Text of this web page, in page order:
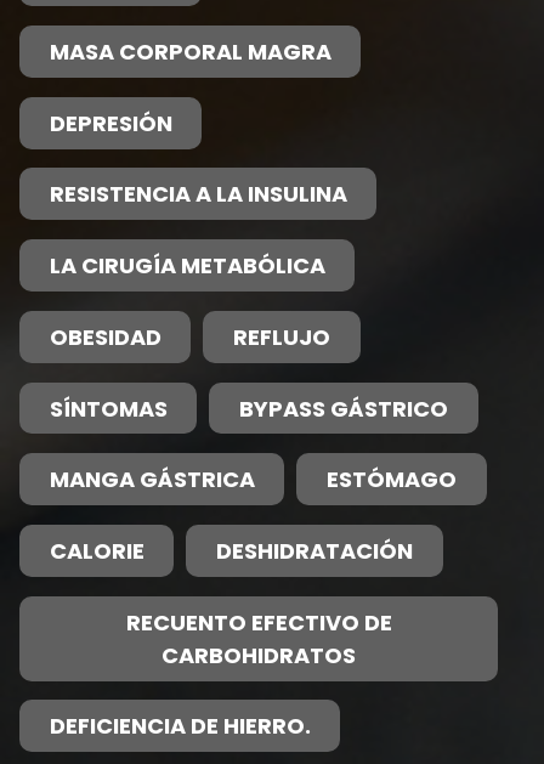
MASA CORPORAL MAGRA
DEPRESIÓN
RESISTENCIA A LA INSULINA
LA CIRUGÍA METABÓLICA
OBESIDAD REFLUJO
SÍNTOMAS BYPASS GÁSTRICO
MANGA GÁSTRICA ESTÓMAGO
CALORIE DESHIDRATACIÓN
RECUENTO EFECTIVO DE
CARBOHIDRATOS
DEFICIENCIA DE HIERRO.